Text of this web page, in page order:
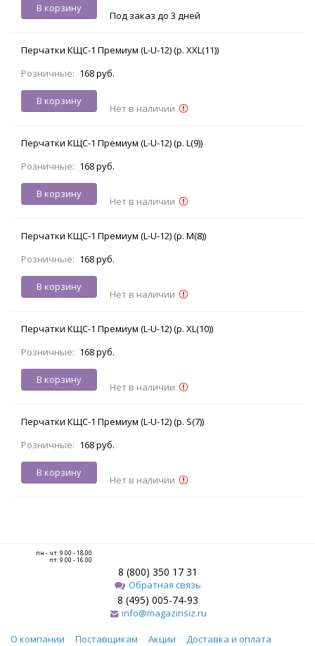
В корзину
Под заказ до 3 дней
Перчатки КЩС-1 Премиум (L-U-12) (р. XXL(11))
Розничные: 168 руб.
В корзину
Нет в наличии
Перчатки КЩС-1 Премиум (L-U-12) (р. L(9))
Розничные: 168 руб.
В корзину
Нет в наличии
Перчатки КЩС-1 Премиум (L-U-12) (р. M(8))
Розничные: 168 руб.
В корзину
Нет в наличии
Перчатки КЩС-1 Премиум (L-U-12) (р. XL(10))
Розничные: 168 руб.
В корзину
Нет в наличии
Перчатки КЩС-1 Премиум (L-U-12) (р. S(7))
Розничные: 168 руб.
В корзину
Нет в наличии
пн - чт: 9.00 - 18.00
пт: 9.00 - 16.00
8 (800) 350 17 31
Обратная связь
8 (495) 005-74-93
info@magazinsiz.ru
О компании Поставщикам Акции Доставка и оплата